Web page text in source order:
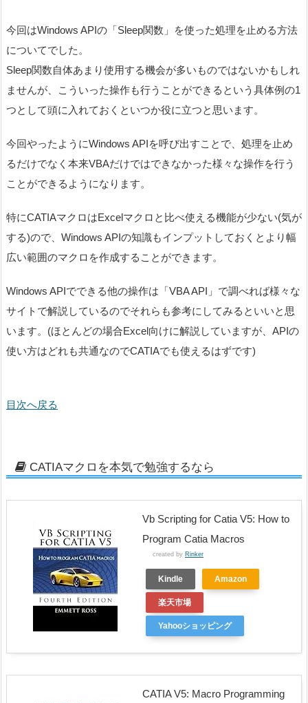
今回はWindows APIの「Sleep関数」を使った処理を止める方法
についてでした。
Sleep関数自体あまり使用する機会が多いものではないかもしれ
ませんが、こういった操作も行うことができるという具体例の1
つとして頭に入れておくといつか役に立つと思います。
今回やったようにWindows APIを呼び出すことで、処理を止め
るだけでなく本来VBAだけではできなかった様々な操作を行う
ことができるようになります。
特にCATIAマクロはExcelマクロと比べ使える機能が少ない(気が
する)ので、Windows APIの知識もインプットしておくとより幅
広い範囲のマクロを作成することができます。
Windows APIでできる他の操作は「VBA API」で調べれば様々な
サイトで解説しているのでそれらも参考にしてみるといいと思
います。(ほとんどの場合Excel向けに解説していますが、APIの
使い方はどれも共通なのでCATIAでも使えるはずです)
目次へ戻る
CATIAマクロを本気で勉強するなら
Vb Scripting for Catia V5: How to
Program Catia Macros
created by Rinker
Kindle Amazon
楽天市場
Yahooショッピング
CATIA V5: Macro Programming